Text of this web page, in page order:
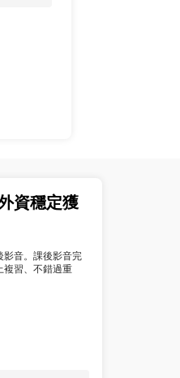
資穩定獲
影音。課後影音完
複習、不錯過重